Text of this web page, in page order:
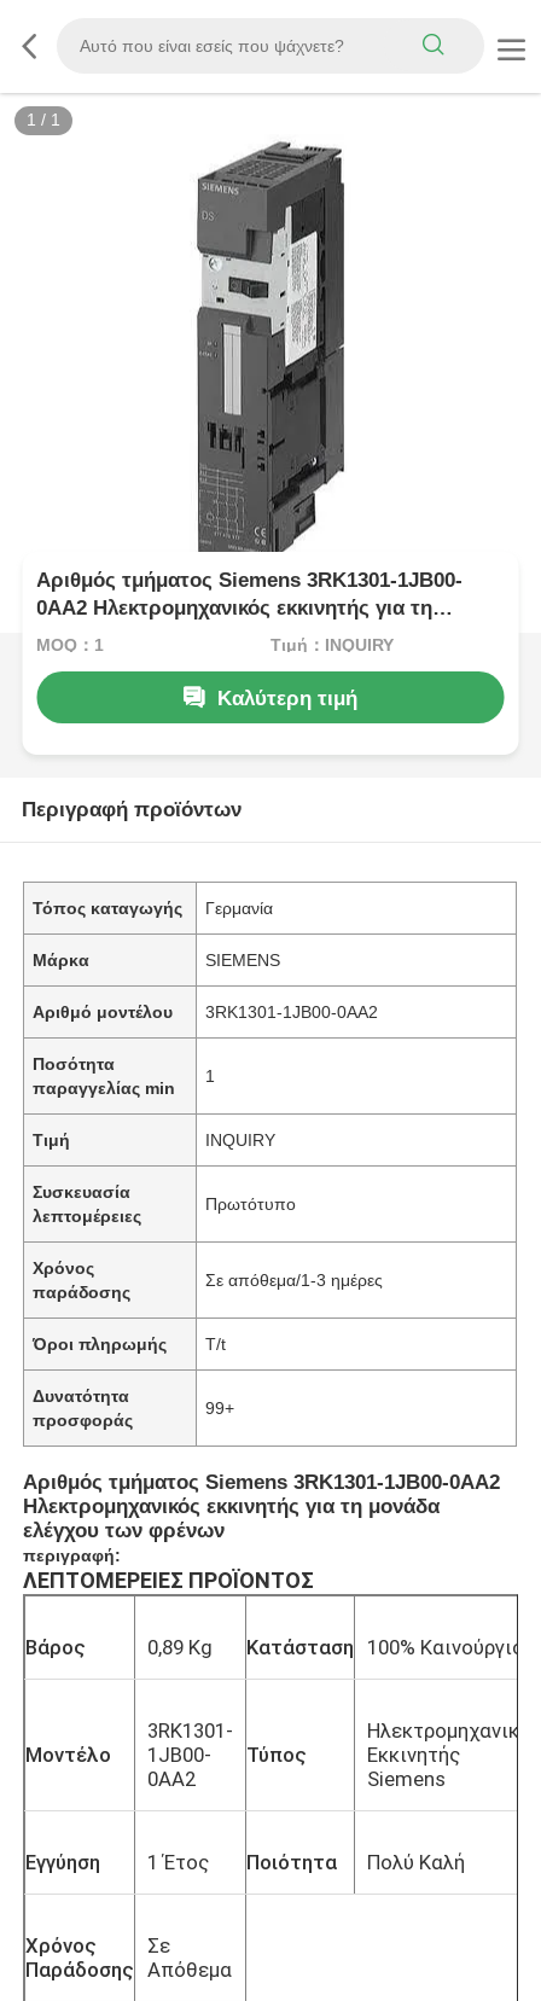
1 / 1
Αριθμός τμήματος Siemens 3RK1301-1JB00-
0AA2 Ηλεκτρομηχανικός εκκινητής για τη
μονάδα ελέγχου των φρένων
MOQ：1 Τιμή：INQUIRY
Καλύτερη τιμή
Περιγραφή προϊόντων
Τόπος καταγωγής Γερμανία
Μάρκα SIEMENS
Αριθμό μοντέλου 3RK1301-1JB00-0AA2
Ποσότητα
παραγγελίας min
1
Τιμή INQUIRY
Συσκευασία
λεπτομέρειες
Πρωτότυπο
Χρόνος
παράδοσης
Σε απόθεμα/1-3 ημέρες
Όροι πληρωμής T/t
Δυνατότητα
προσφοράς
99+
Αριθμός τμήματος Siemens 3RK1301-1JB00-0AA2
Ηλεκτρομηχανικός εκκινητής για τη μονάδα
ελέγχου των φρένων
περιγραφή:
ΛΕΠΤΟΜΈΡΕΙΕΣ ΠΡΟΪΌΝΤΟΣ
Βάρος 0,89 Kg Κατάσταση 100% Καινούργιο
Μοντέλο
3RK1301-
1JB00-
0AA2
Τύπος
Εκκινητής
Siemens
Εγγύηση 1 Έτος Ποιότητα Πολύ Καλή
Χρόνος
Παράδοσης
Σε
Απόθεμα